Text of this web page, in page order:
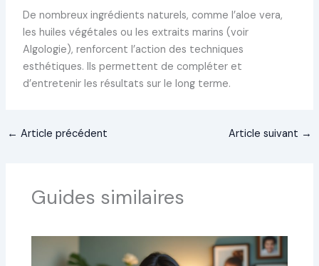
De nombreux ingrédients naturels, comme l’aloe vera,
les huiles végétales ou les extraits marins (voir
Algologie), renforcent l’action des techniques
esthétiques. Ils permettent de compléter et
d’entretenir les résultats sur le long terme.
← Article précédent Article suivant →
Guides similaires